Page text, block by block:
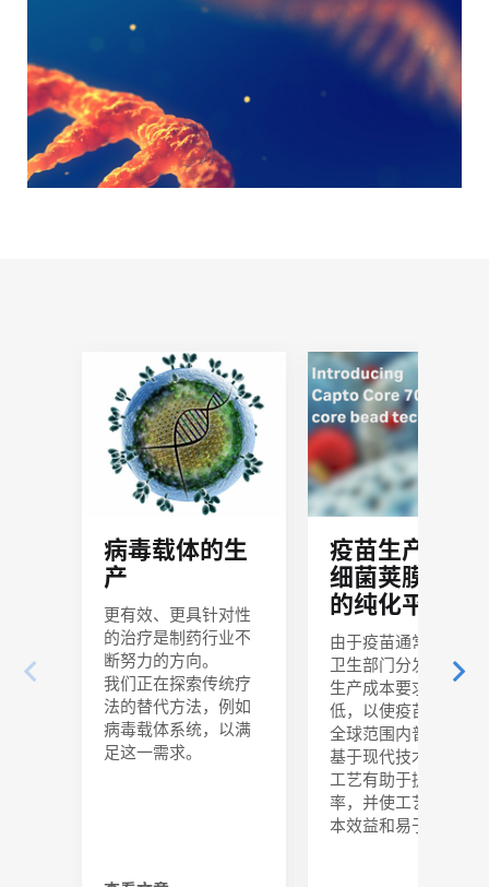
病毒载体的生
产
更有效、更具针对性
的治疗是制药行业不
断努力的方向。
我们正在探索传统疗
法的替代方法，例如
病毒载体系统，以满
足这一需求。
疫苗生产中的
细菌荚膜多糖
的纯化平台
由于疫苗通常由国家
卫生部门分发，因此
生产成本要求尽可能
低，以使疫苗能够在
全球范围内普及。
基于现代技术的生产
工艺有助于提高生产
率，并使工艺更具成
本效益和易于放大。